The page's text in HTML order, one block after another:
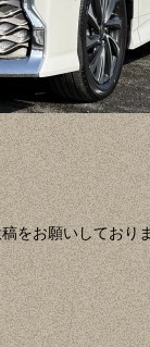
稿をお願いしてお